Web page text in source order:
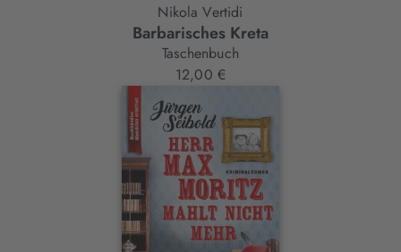
Nikola Vertidi
Barbarisches Kreta
Taschenbuch
12,00 €